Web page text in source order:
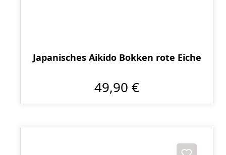
Japanisches Aikido Bokken rote Eiche
49,90 €